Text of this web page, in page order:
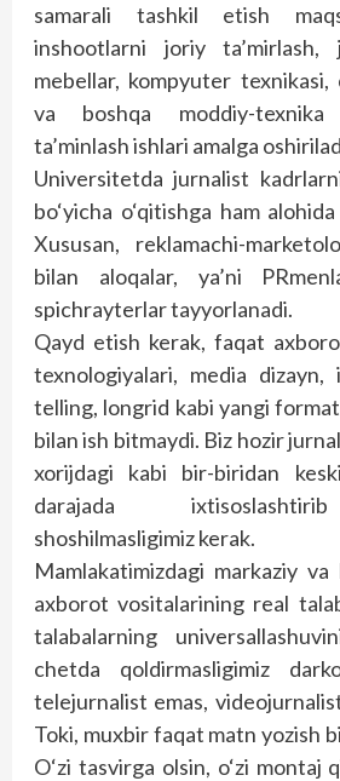
samarali tashkil etish
inshootlarni joriy
mebellar, kompyuter texnikasi,
va boshqa moddiy-
ta’minlash ishlari amalga
Universitetda jurnalist
bo‘yicha o‘qitishga ham
Xususan, reklamachi-
bilan aloqalar, ya’ni
spichrayterlar tayyorlanadi.
Qayd etish kerak, faqat
texnologiyalari, media
telling, longrid kabi yangi
bilan ish bitmaydi. Biz hozir
xorijdagi kabi bir-biridan
darajada
shoshilmasligimiz kerak.
Mamlakatimizdagi markaziy
axborot vositalarining real
talabalarning
chetda qoldirmasligimiz
telejurnalist emas,
Toki, muxbir faqat matn yozish
O‘zi tasvirga olsin, o‘zi montaj